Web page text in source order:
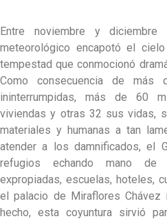
Entre noviembre y
meteorológico encapotó el
tempestad que conmocionó
Como consecuencia de más
ininterrumpidas, más de 60
viviendas y otras 32 sus vidas,
materiales y humanas a tan
atender a los damnificados, el
refugios echando mano de
expropiadas, escuelas, hoteles,
el palacio de Miraflores
hecho, esta coyuntura sirvió